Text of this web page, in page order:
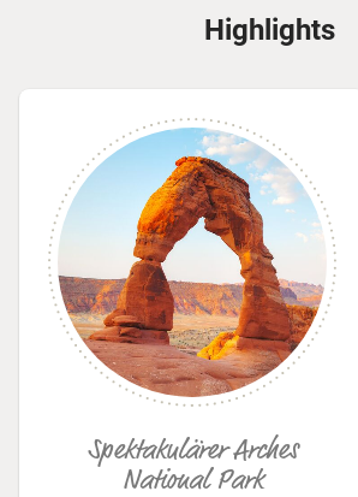
Highlights
Spektakulärer Arches
National Park